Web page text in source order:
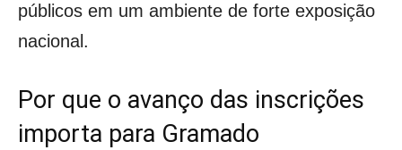
públicos em um ambiente de forte exposição
nacional.
Por que o avanço das inscrições
importa para Gramado